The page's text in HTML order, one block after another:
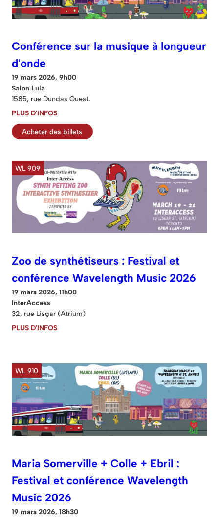
Conférence sur la musique à longueur
d'onde
19 mars 2026, 9h00
Salon Lula
1585, rue Dundas Ouest.
PLUS D'INFOS
Acheter des billets
WL 909
Zoo de synthétiseurs : Festival et
conférence Wavelength Music 2026
19 mars 2026, 11h00
InterAccess
32, rue Lisgar (Atrium)
PLUS D'INFOS
WL 910
Maria Somerville + Colle + Ebril :
Festival et conférence Wavelength
Music 2026
19 mars 2026, 18h30